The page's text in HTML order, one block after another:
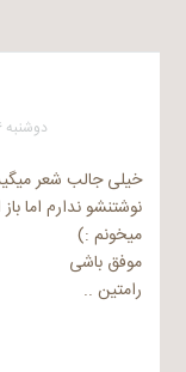
دوشنبه ۲۶ اردیبهشت ۱۳۸۴ در ۸:۱۰ بعد از ظهر
خیلی جالب شعر
نوشتنشو ندارم اما
میخونم :)
موفق باشی
رامتین ..